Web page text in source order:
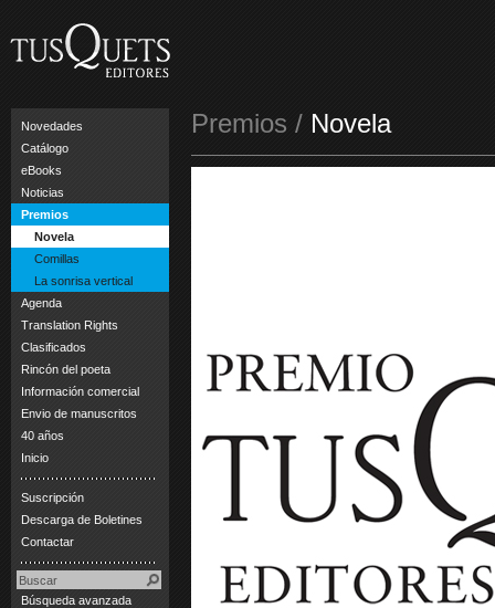
Novedades
Catálogo
eBooks
Noticias
Premios
Novela
Comillas
La sonrisa vertical
Agenda
Translation Rights
Clasificados
Rincón del poeta
Información comercial
Envio de manuscritos
40 años
Inicio
Suscripción
Descarga de Boletines
Contactar
Búsqueda avanzada
Premios / Novela